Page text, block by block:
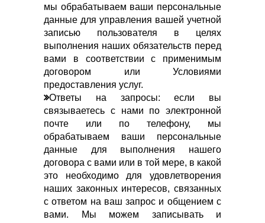
мы обрабатываем ваши персональные
данные для управления вашей учетной
записью пользователя в целях
выполнения наших обязательств перед
вами в соответствии с применимым
договором или Условиями
предоставления услуг.
Ответы на запросы: если вы
связываетесь с нами по электронной
почте или по телефону, мы
обрабатываем ваши персональные
данные для выполнения нашего
договора с вами или в той мере, в какой
это необходимо для удовлетворения
наших законных интересов, связанных
с ответом на ваш запрос и общением с
вами. Мы можем записывать и